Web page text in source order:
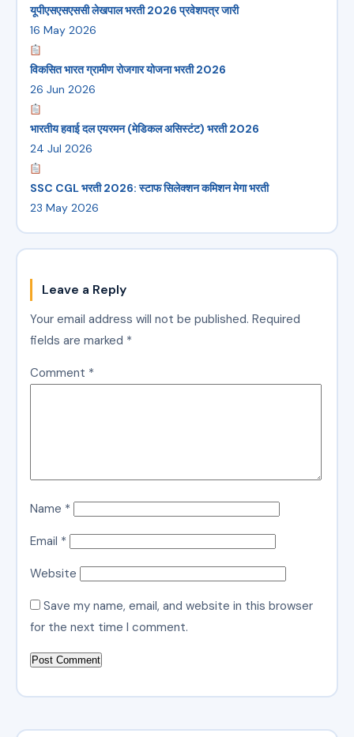
यूपीएसएसएससी लेखपाल भरती 2026 प्रवेशपत्र जारी
16 May 2026
विकसित भारत ग्रामीण रोजगार योजना भरती 2026
26 Jun 2026
भारतीय हवाई दल एयरमन (मेडिकल असिस्टंट) भरती 2026
24 Jul 2026
SSC CGL भरती 2026: स्टाफ सिलेक्शन कमिशन मेगा भरती
23 May 2026
Leave a Reply
Your email address will not be published. Required
fields are marked *
Comment *
Name *
Email *
Website
Save my name, email, and website in this browser
for the next time I comment.